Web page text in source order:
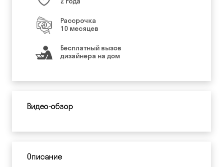
Рассрочка
10 месяцев
Бесплатный вызов
дизайнера на дом
Видео-обзор
Описание